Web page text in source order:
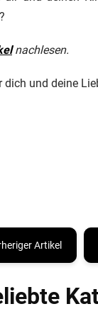
nachlesen.
und deine
Artikel